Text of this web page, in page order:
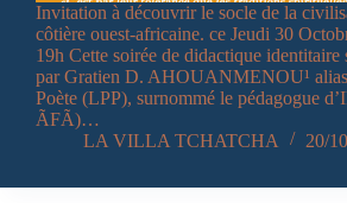
Invitation à découvrir le socle de la
côtière ouest-africaine. ce Jeudi 30
19h Cette soirée de didactique identitaire
par Gratien D. AHOUANMENOU¹
Poète (LPP), surnommé le pédagogue
ÃFÃ)…
LA VILLA TCHATCHA
20/